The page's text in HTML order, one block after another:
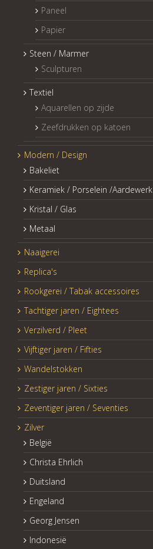
Paneel
Papier
Steen / Marmer
Sculpturen
Textiel
Aquarellen op zijde
Zeefdrukken op katoen
Modern / Design
Bakeliet
Keramiek / Porselein /Aardewerk
Kristal / Glas
Metaal
Naaigerei
Replica's
Rookgerei / Tabak accessoires
Tachtiger jaren / Eightees
Verzilverd / Pleet
Vijftiger jaren / Fifties
Wandelstokken
Zestiger jaren / Sixties
Zeventiger jaren / Seventies
Zilver
België
Christa Ehrlich
Duitsland
Engeland
Georg Jensen
Indonesië